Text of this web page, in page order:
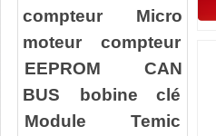
compteur
Micro
moteur compteur
EEPROM
CAN
BUS
bobine clé
Module Temic